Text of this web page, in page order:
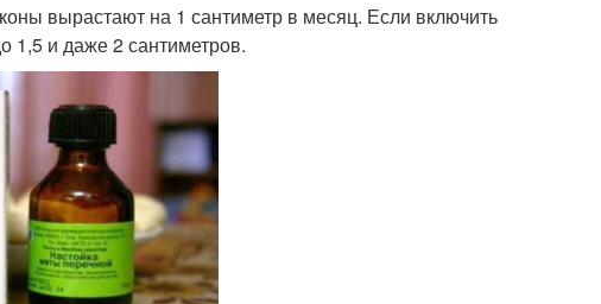
вырастают на 1 сантиметр в месяц. Если включить
1,5 и даже 2 сантиметров.